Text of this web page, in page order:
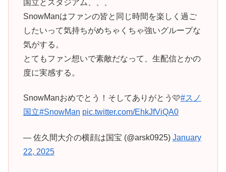
国立とスタジアム、、、
SnowManはファンの皆と同じ時間を楽しく過ご
したいって気持ちがめちゃくちゃ強いグループな
気がする。
とてもファン想いで素敵だなって、生配信とかの
度に実感する。
SnowManおめでとう！そしてありがとう🩷#スノ
国立#SnowMan pic.twitter.com/EhkJfViQA0
— 佐久間大介の横顔は国宝 (@arsk0925) January
22, 2025